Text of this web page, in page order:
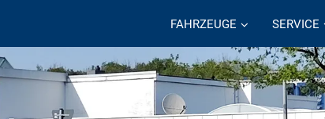
FAHRZEUGE SERVICE